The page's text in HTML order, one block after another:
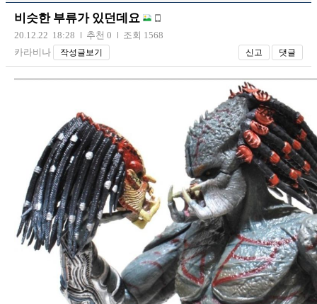
장착시공사진
비슷한 부류가 있던데요
20.12.22 18:28 추천 0
조회 1568
카라비나
작성글보기 신고 댓글